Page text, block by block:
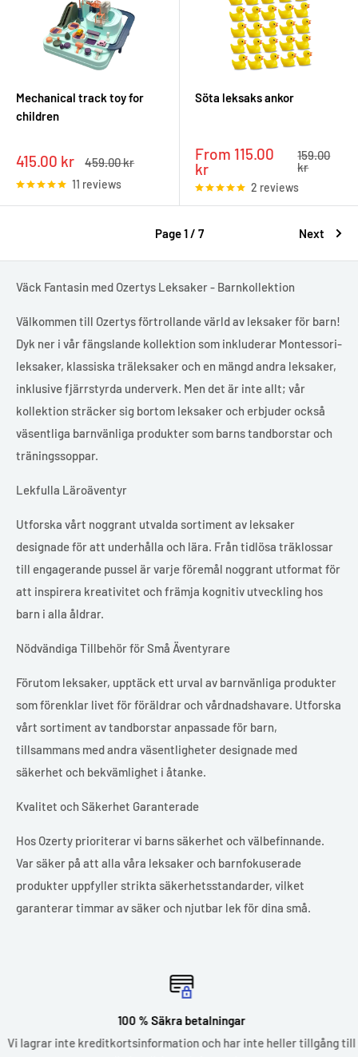
Mechanical track toy for
children
Sale
price
415.00 kr
Regular
459.00 kr
11 reviews
Söta leksaks ankor
Sale
price
From 115.00
kr
Regular
price
159.00
kr
2 reviews
Page 1 / 7 Next
Väck Fantasin med Ozertys Leksaker - Barnkollektion
Välkommen till Ozertys förtrollande värld av leksaker för barn!
Dyk ner i vår fängslande kollektion som inkluderar Montessori-
leksaker, klassiska träleksaker och en mängd andra leksaker,
inklusive fjärrstyrda underverk. Men det är inte allt; vår
kollektion sträcker sig bortom leksaker och erbjuder också
väsentliga barnvänliga produkter som barns tandborstar och
träningssoppar.
Lekfulla Läroäventyr
Utforska vårt noggrant utvalda sortiment av leksaker
designade för att underhålla och lära. Från tidlösa träklossar
till engagerande pussel är varje föremål noggrant utformat för
att inspirera kreativitet och främja kognitiv utveckling hos
barn i alla åldrar.
Nödvändiga Tillbehör för Små Äventyrare
Förutom leksaker, upptäck ett urval av barnvänliga produkter
som förenklar livet för föräldrar och vårdnadshavare. Utforska
vårt sortiment av tandborstar anpassade för barn,
tillsammans med andra väsentligheter designade med
säkerhet och bekvämlighet i åtanke.
Kvalitet och Säkerhet Garanterade
Hos Ozerty prioriterar vi barns säkerhet och välbefinnande.
Var säker på att alla våra leksaker och barnfokuserade
produkter uppfyller strikta säkerhetsstandarder, vilket
garanterar timmar av säker och njutbar lek för dina små.
100 % Säkra betalningar
Vi lagrar inte kreditkortsinformation och har inte heller tillgång till